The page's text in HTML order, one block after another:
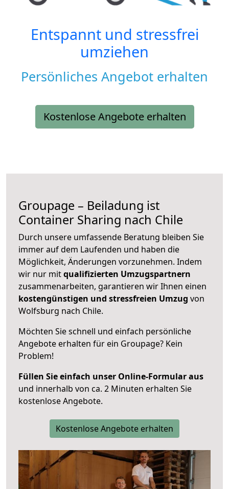
Entspannt und stressfrei
umziehen
Persönliches Angebot erhalten
Kostenlose Angebote erhalten
Groupage – Beiladung ist
Container Sharing nach Chile
Durch unsere umfassende Beratung bleiben Sie
immer auf dem Laufenden und haben die
Möglichkeit, Änderungen vorzunehmen. Indem
wir nur mitqualifizierten Umzugspartnern
zusammenarbeiten, garantieren wir Ihnen einen
kostengünstigen und stressfreien Umzug von
Wolfsburg nach Chile.
Möchten Sie schnell und einfach persönliche
Angebote erhalten für ein Groupage? Kein
Problem!
Füllen Sie einfach unser Online-Formular aus
und innerhalb von ca. 2 Minuten erhalten Sie
kostenlose Angebote.
Kostenlose Angebote erhalten